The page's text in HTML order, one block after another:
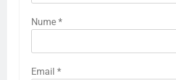
Nume *
Email *